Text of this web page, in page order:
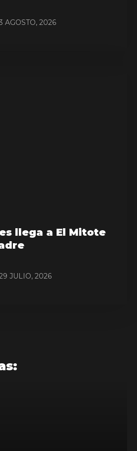
AGOSTO, 2026
llega a El Mitote
JULIO, 2026